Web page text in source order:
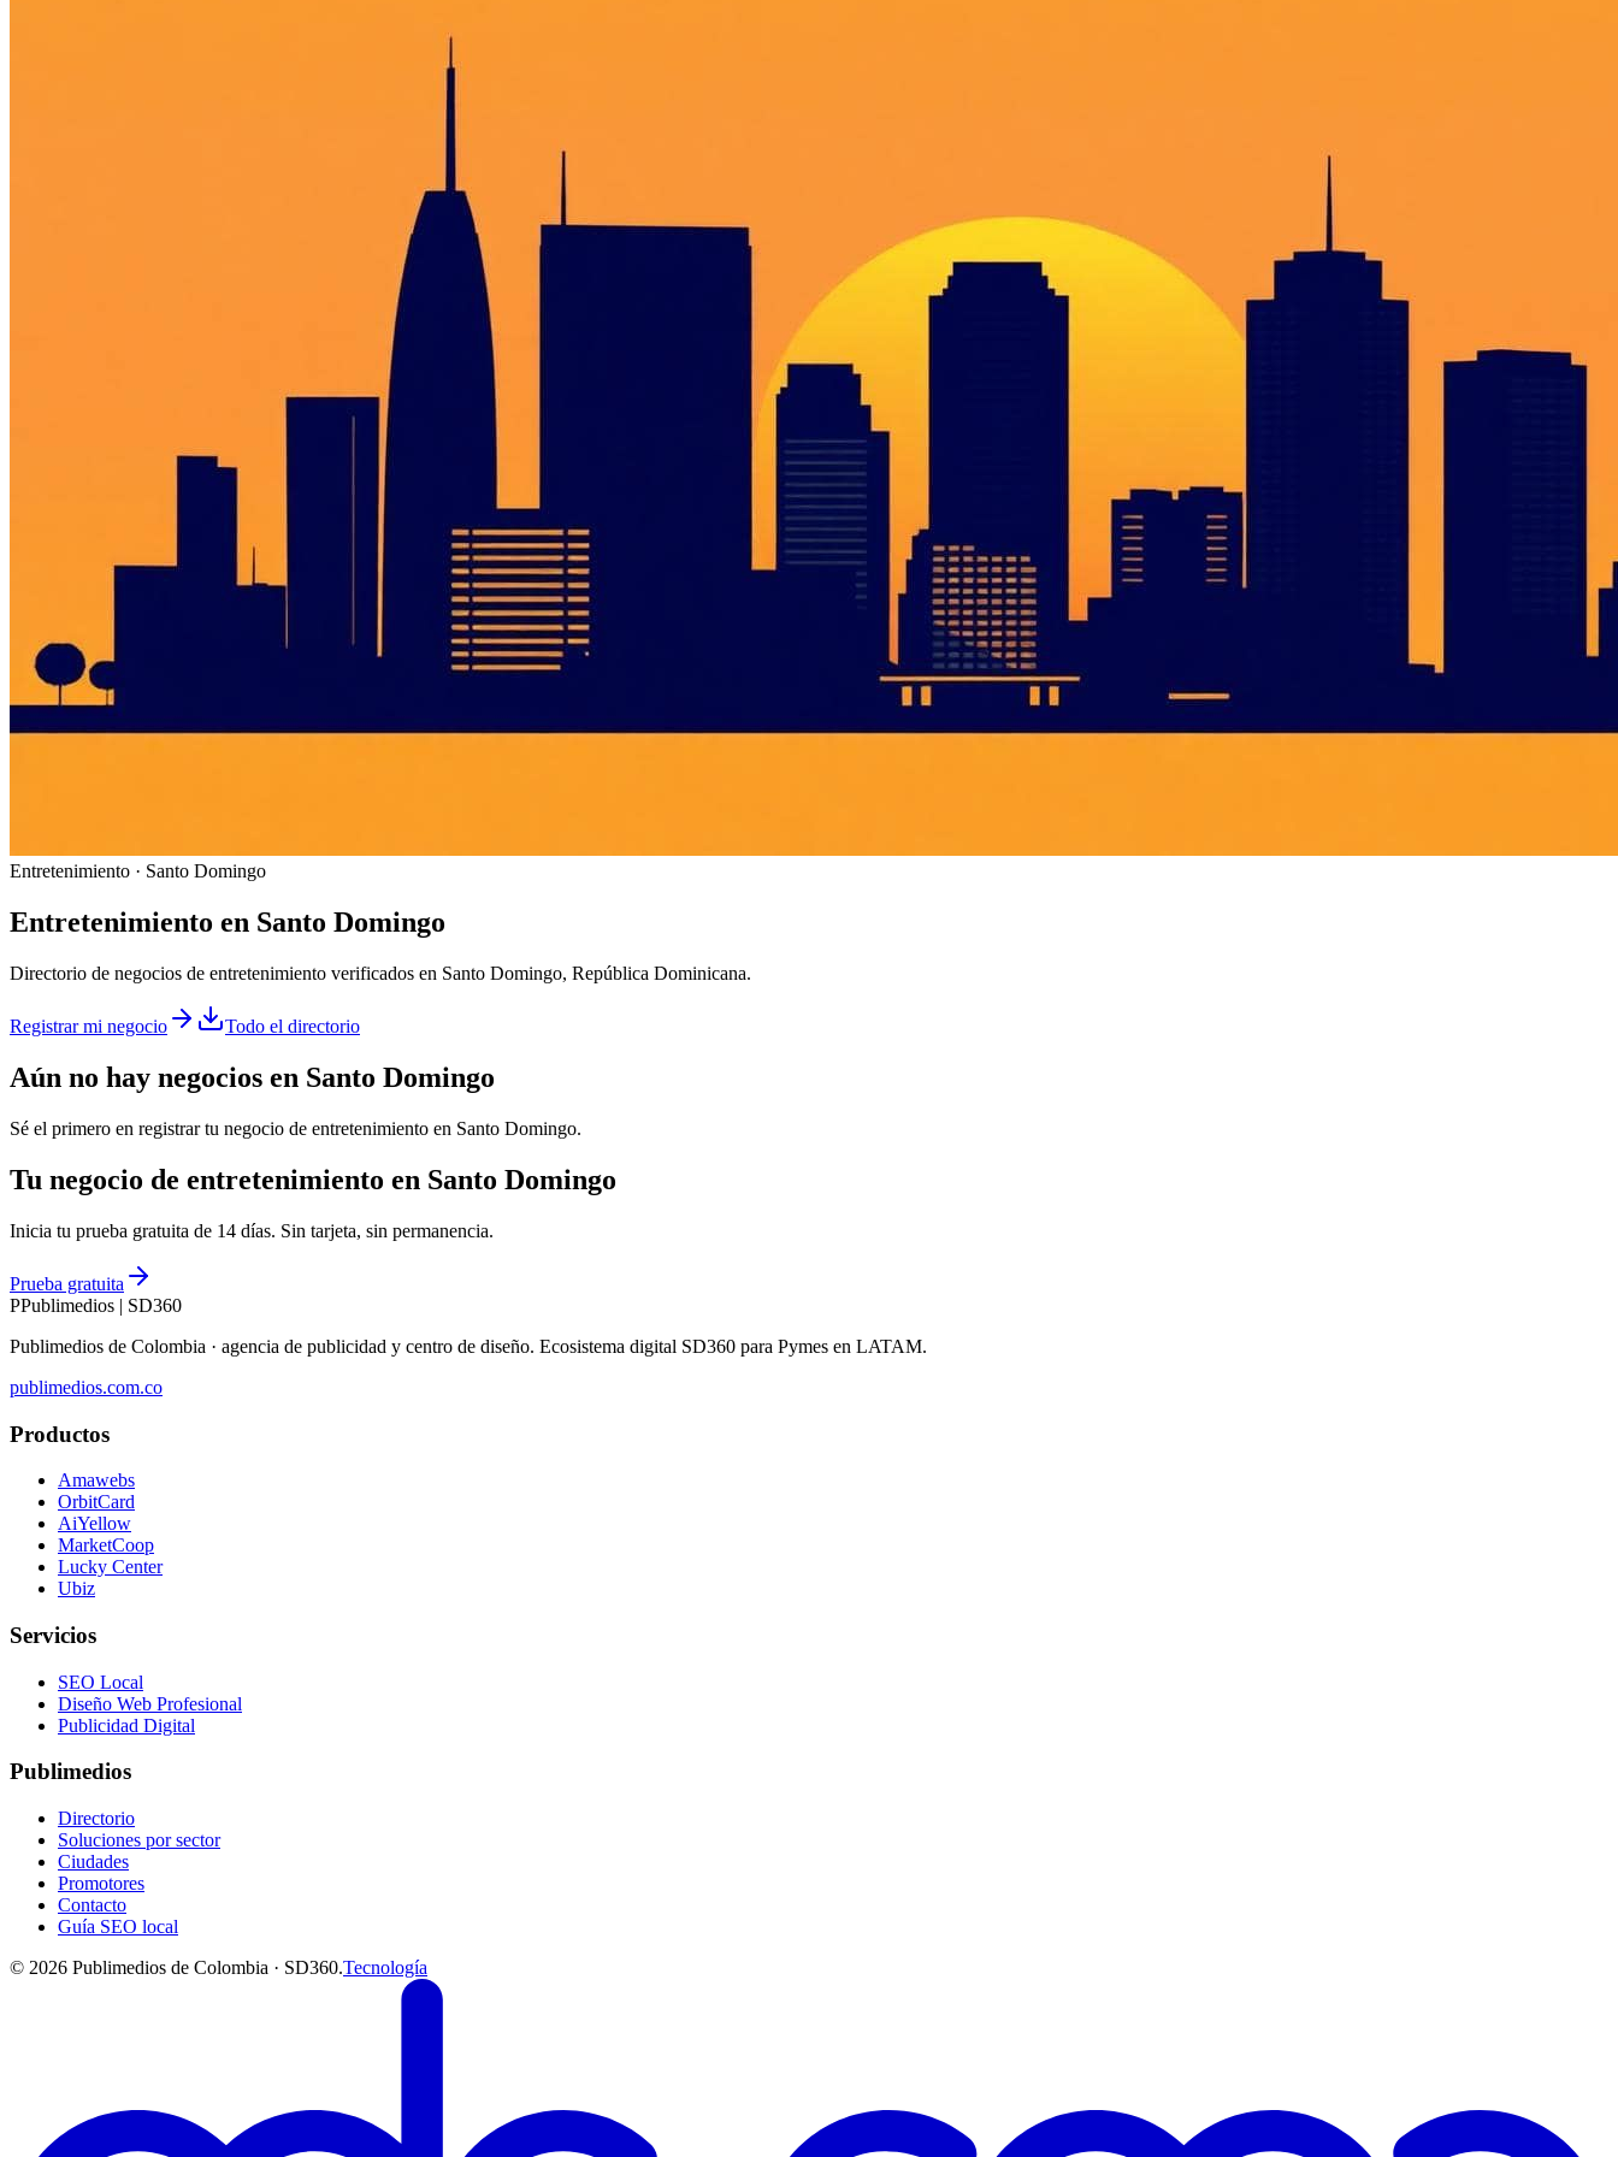
Entretenimiento · Santo Domingo
Entretenimiento en Santo Domingo
Directorio de negocios de entretenimiento verificados en Santo Domingo, República Dominicana.
Registrar mi negocio Todo el directorio
Aún no hay negocios en Santo Domingo
Sé el primero en registrar tu negocio de entretenimiento en Santo Domingo.
Tu negocio de entretenimiento en Santo Domingo
Inicia tu prueba gratuita de 14 días. Sin tarjeta, sin permanencia.
Prueba gratuita
PPublimedios | SD360
Publimedios de Colombia · agencia de publicidad y centro de diseño. Ecosistema digital SD360 para Pymes en LATAM.
publimedios.com.co
Productos
Amawebs
OrbitCard
AiYellow
MarketCoop
Lucky Center
Ubiz
Servicios
SEO Local
Diseño Web Profesional
Publicidad Digital
Publimedios
Directorio
Soluciones por sector
Ciudades
Promotores
Contacto
Guía SEO local
© 2026 Publimedios de Colombia · SD360.Tecnología